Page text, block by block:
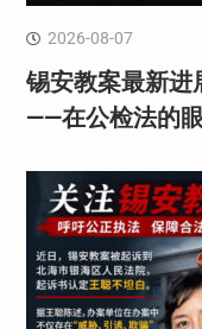
2026-08-07
锡安教案最新进
——在公检法的